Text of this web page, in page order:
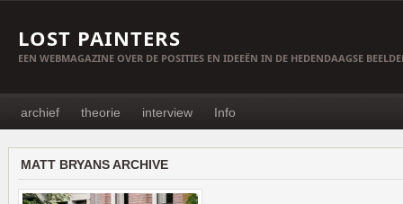
LOST PAINTERS
EEN WEBMAGAZINE OVER DE POSITIES EN IDEEËN IN DE HEDENDAAGSE
archief theorie interview Info
MATT BRYANS ARCHIVE